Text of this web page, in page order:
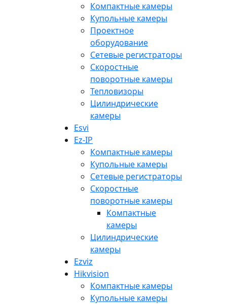
Компактные камеры
Купольные камеры
Проектное
оборудование
Сетевые регистраторы
Скоростные
поворотные камеры
Тепловизоры
Цилиндрические
камеры
Esvi
Ez-IP
Компактные камеры
Купольные камеры
Сетевые регистраторы
Скоростные
поворотные камеры
Компактные
камеры
Цилиндрические
камеры
Ezviz
Hikvision
Компактные камеры
Купольные камеры